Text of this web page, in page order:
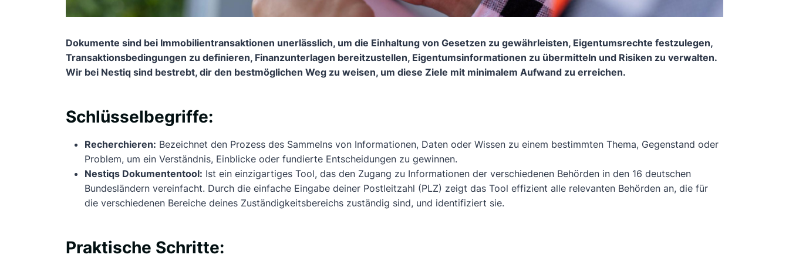
Dokumente sind bei Immobilientransaktionen unerlässlich, um die Einhaltung von Gesetzen zu gewährleisten, Eigentumsrechte festzulegen,
Transaktionsbedingungen zu definieren, Finanzunterlagen bereitzustellen, Eigentumsinformationen zu übermitteln und Risiken zu verwalten.
Wir bei Nestiq sind bestrebt, dir den bestmöglichen Weg zu weisen, um diese Ziele mit minimalem Aufwand zu erreichen.
Schlüsselbegriffe:
Recherchieren: Bezeichnet den Prozess des Sammelns von Informationen, Daten oder Wissen zu einem bestimmten Thema, Gegenstand oder
Problem, um ein Verständnis, Einblicke oder fundierte Entscheidungen zu gewinnen.
Nestiqs Dokumententool: Ist ein einzigartiges Tool, das den Zugang zu Informationen der verschiedenen Behörden in den 16 deutschen
Bundesländern vereinfacht. Durch die einfache Eingabe deiner Postleitzahl (PLZ) zeigt das Tool effizient alle relevanten Behörden an, die für
die verschiedenen Bereiche deines Zuständigkeitsbereichs zuständig sind, und identifiziert sie.
Praktische Schritte: